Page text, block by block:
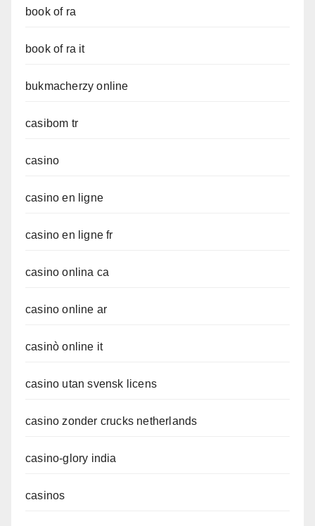
book of ra
book of ra it
bukmacherzy online
casibom tr
casino
casino en ligne
casino en ligne fr
casino onlina ca
casino online ar
casinò online it
casino utan svensk licens
casino zonder crucks netherlands
casino-glory india
casinos